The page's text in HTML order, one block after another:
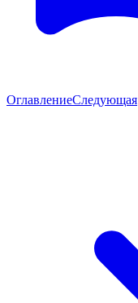
ОглавлениеСледующая